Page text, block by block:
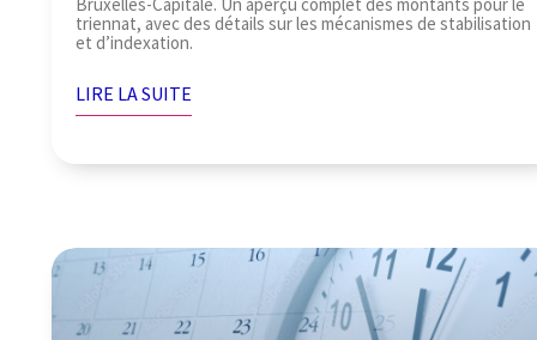
triennat, avec des détails sur les mécanismes de stabilisation
et d’indexation.
LIRE LA SUITE